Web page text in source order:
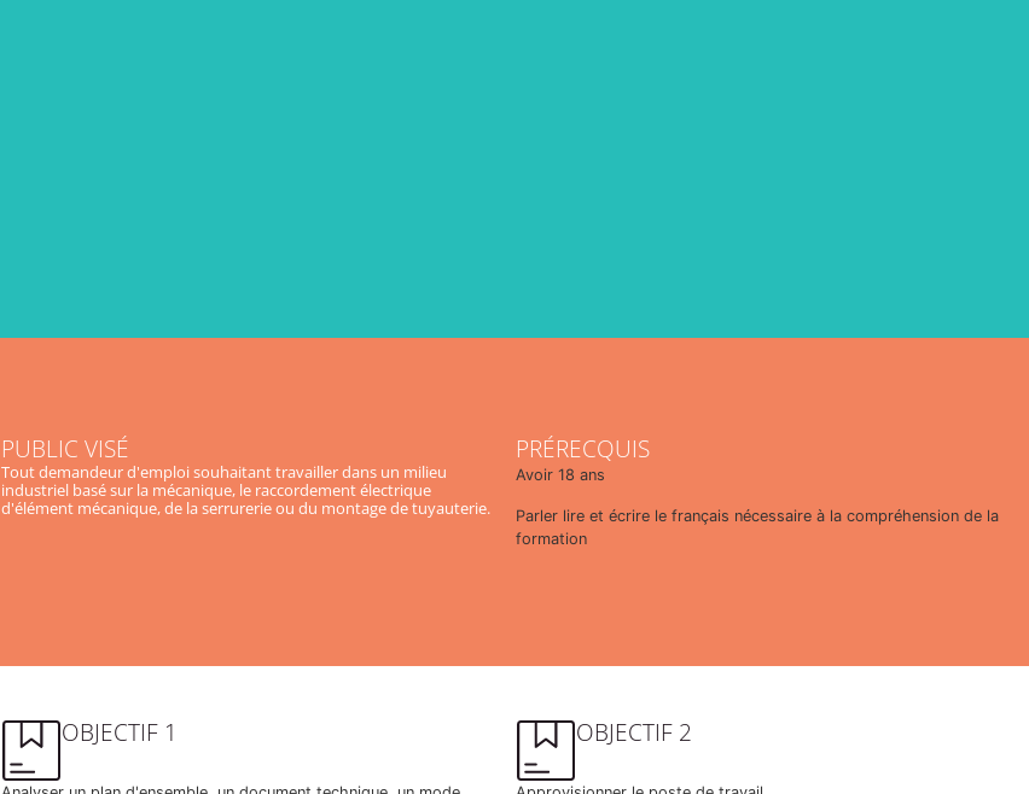
PUBLIC VISÉ
Tout demandeur d'emploi souhaitant travailler dans un milieu
industriel basé sur la mécanique, le raccordement électrique
d'élément mécanique, de la serrurerie ou du montage de tuyauterie.
PRÉRECQUIS
Avoir 18 ans
Parler lire et écrire le français nécessaire à la compréhension de la
formation
OBJECTIF 1 OBJECTIF 2